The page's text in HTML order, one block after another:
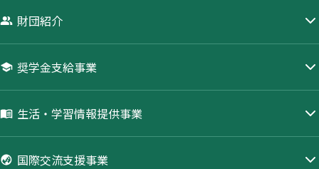
財団紹介
奨学金支給事業
生活・学習情報提供事業
国際交流支援事業